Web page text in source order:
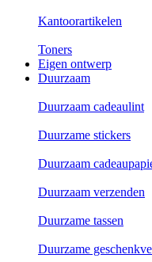
Kantoorartikelen
Toners
Eigen ontwerp
Duurzaam
Duurzaam cadeaulint
Duurzame stickers
Duurzaam
Duurzaam verzenden
Duurzame tassen
Duurzame